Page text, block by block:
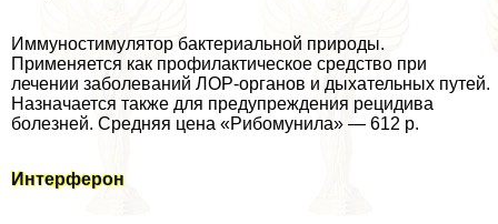
Иммуностимулятор бактериальной природы.
Применяется как профилактическое средство при
лечении заболеваний ЛОР-органов и дыхательных путей.
Назначается также для предупреждения рецидива
болезней. Средняя цена «Рибомунила» — 612 р.
Интерферон